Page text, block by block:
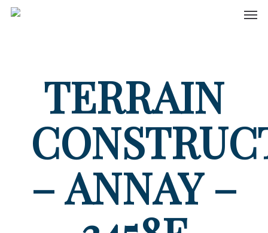
Skip
TERRAIN
– ANNAY –